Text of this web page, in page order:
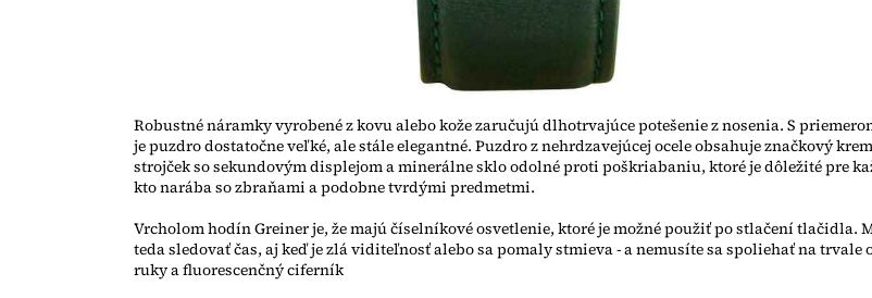
Robustné náramky vyrobené z kovu alebo kože zaručujú dlhotrvajúce potešenie z nosenia. S
je puzdro dostatočne veľké, ale stále elegantné. Puzdro z nehrdzavejúcej ocele obsahuje značkový
strojček so sekundovým displejom a minerálne sklo odolné proti poškriabaniu, ktoré je dôležité pre
kto narába so zbraňami a podobne tvrdými predmetmi.
Vrcholom hodín Greiner je, že majú číselníkové osvetlenie, ktoré je možné použiť po stlačení tlačidla.
teda sledovať čas, aj keď je zlá viditeľnosť alebo sa pomaly stmieva - a nemusíte sa spoliehať na trvale
ruky a fluorescenčný ciferník